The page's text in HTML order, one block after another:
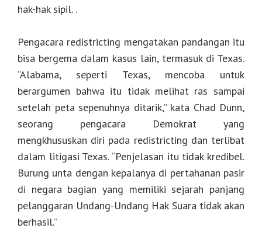
hak-hak sipil. .
Pengacara redistricting mengatakan pandangan itu
bisa bergema dalam kasus lain, termasuk di Texas.
“Alabama, seperti Texas, mencoba untuk
berargumen bahwa itu tidak melihat ras sampai
setelah peta sepenuhnya ditarik,” kata Chad Dunn,
seorang pengacara Demokrat yang
mengkhususkan diri pada redistricting dan terlibat
dalam litigasi Texas. “Penjelasan itu tidak kredibel.
Burung unta dengan kepalanya di pertahanan pasir
di negara bagian yang memiliki sejarah panjang
pelanggaran Undang-Undang Hak Suara tidak akan
berhasil.”